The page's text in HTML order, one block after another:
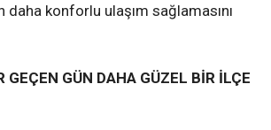
daha konforlu ulaşım sağlamasını
GEÇEN GÜN DAHA GÜZEL BİR İLÇE